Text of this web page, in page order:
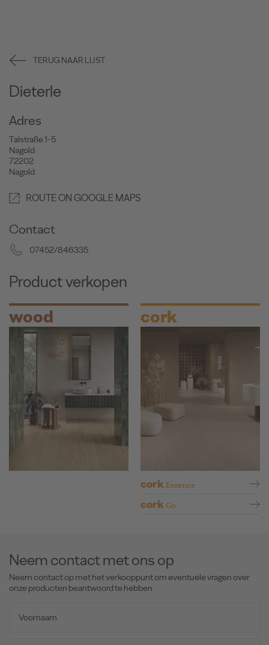
TERUG NAAR LIJST
Dieterle
Adres
Talstraße 1-5
Nagold
72202
Nagold
ROUTE ON GOOGLE MAPS
Contact
07452/846335
Product verkopen
wood cork
cork Essence
cork Go
Neem contact met ons op
Neem contact op met het verkooppunt om eventuele vragen over
onze producten beantwoord te hebben